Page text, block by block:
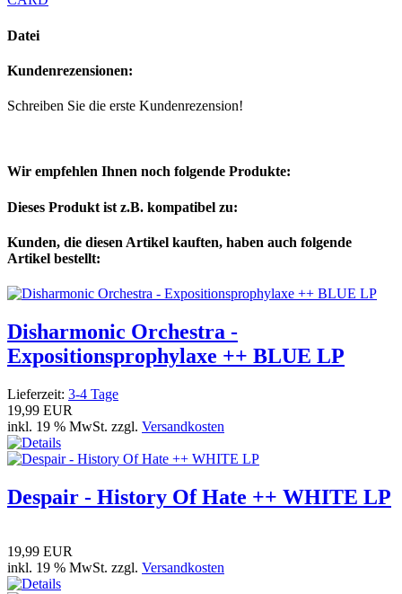
Datei
Kundenrezensionen:
Schreiben Sie die erste Kundenrezension!
Wir empfehlen Ihnen noch folgende Produkte:
Dieses Produkt ist z.B. kompatibel zu:
Kunden, die diesen Artikel kauften, haben auch folgende
Artikel bestellt:
Disharmonic Orchestra -
Expositionsprophylaxe ++ BLUE LP
Lieferzeit: 3-4 Tage
19,99 EUR
inkl. 19 % MwSt. zzgl. Versandkosten
Despair - History Of Hate ++ WHITE LP
19,99 EUR
inkl. 19 % MwSt. zzgl. Versandkosten